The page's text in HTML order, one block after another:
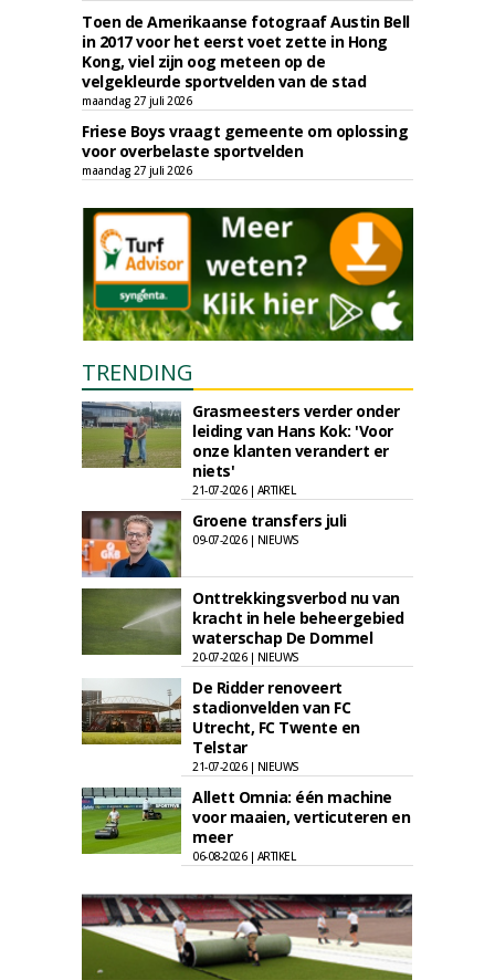
Toen de Amerikaanse fotograaf Austin Bell
in 2017 voor het eerst voet zette in Hong
Kong, viel zijn oog meteen op de
velgekleurde sportvelden van de stad
maandag 27 juli 2026
Friese Boys vraagt gemeente om oplossing
voor overbelaste sportvelden
maandag 27 juli 2026
TRENDING
Grasmeesters verder onder
leiding van Hans Kok: 'Voor
onze klanten verandert er
niets'
21-07-2026 | ARTIKEL
Groene transfers juli
09-07-2026 | NIEUWS
Onttrekkingsverbod nu van
kracht in hele beheergebied
waterschap De Dommel
20-07-2026 | NIEUWS
De Ridder renoveert
stadionvelden van FC
Utrecht, FC Twente en
Telstar
21-07-2026 | NIEUWS
Allett Omnia: één machine
voor maaien, verticuteren en
meer
06-08-2026 | ARTIKEL